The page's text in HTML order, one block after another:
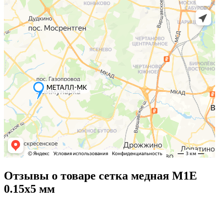
Отзывы о товаре сетка медная М1Е
0.15х5 мм